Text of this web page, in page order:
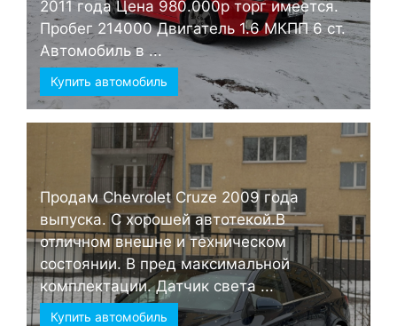
2011 года Цена 980.000р торг имеется.
Пробег 214000 Двигатель 1.6 МКПП 6 ст.
Автомобиль в ...
Купить автомобиль
Продам Chevrolet Cruze 2009 года
выпуска. С хорошей автотекой.В
отличном внешне и техническом
состоянии. В пред максимальной
комплектации. Датчик света ...
Купить автомобиль